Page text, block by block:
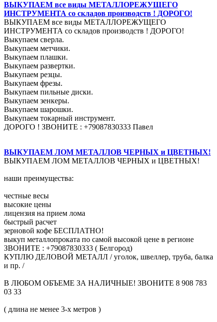
ВЫКУПАЕМ все виды МЕТАЛЛОРЕЖУЩЕГО
ИНСТРУМЕНТА со складов производств ! ДОРОГО!
ВЫКУПАЕМ все виды МЕТАЛЛОРЕЖУЩЕГО
ИНСТРУМЕНТА со складов производств ! ДОРОГО!
Выкупаем сверла.
Выкупаем метчики.
Выкупаем плашки.
Выкупаем развертки.
Выкупаем резцы.
Выкупаем фрезы.
Выкупаем пильные диски.
Выкупаем зенкеры.
Выкупаем шарошки.
Выкупаем токарный инструмент.
ДОРОГО ! ЗВОНИТЕ : +79087830333 Павел
ВЫКУПАЕМ ЛОМ МЕТАЛЛОВ ЧЕРНЫХ и ЦВЕТНЫХ!
ВЫКУПАЕМ ЛОМ МЕТАЛЛОВ ЧЕРНЫХ и ЦВЕТНЫХ!
наши преимущества:
честные весы
высокие цены
лицензия на прием лома
быстрый расчет
зерновой кофе БЕСПЛАТНО!
выкуп металлопроката по самой высокой цене в регионе
ЗВОНИТЕ : +79087830333 ( Белгород)
КУПЛЮ ДЕЛОВОЙ МЕТАЛЛ / уголок, швеллер, труба, балка
и пр. /
В ЛЮБОМ ОБЪЕМЕ ЗА НАЛИЧНЫЕ! ЗВОНИТЕ 8 908 783
03 33
( длина не менее 3-х метров )